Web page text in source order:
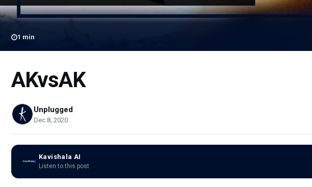
1 min
AKvsAK
Unplugged
Dec 8, 2020
Kavishala AI
Listen to this post